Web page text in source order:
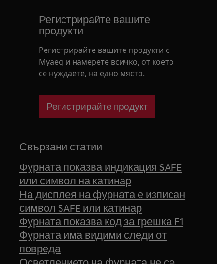
Регистрирайте вашите
продукти
Регистрирайте вашите продукти с
Myaeg и намерете всичко, от което
се нуждаете, на едно място.
Регистрирайте продукт
Свързани статии
Фурната показва индикация SAFE
или символ на катинар
На дисплея на фурната е изписан
символ SAFE или катинар
Фурната показва код за грешка F1
Фурната има видими следи от
повреда